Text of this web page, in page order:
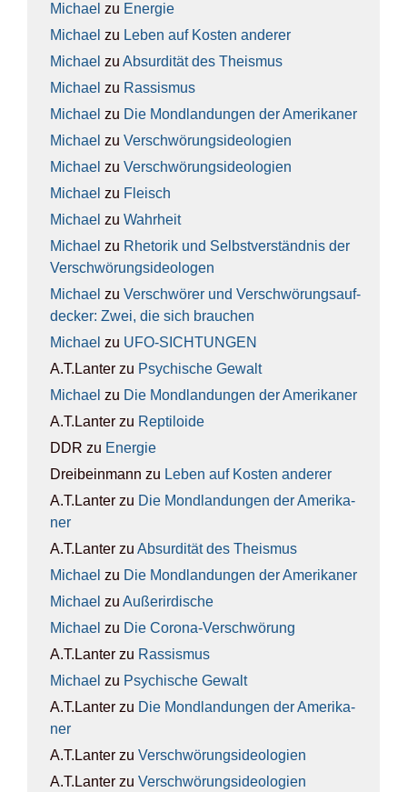
Michael zu Ener­gie
Michael zu Leben auf Kos­ten ande­rer
Michael zu Absur­di­tät des The­is­mus
Michael zu Ras­sis­mus
Michael zu Die Mond­lan­dun­gen der Ame­ri­ka­ner
Michael zu Ver­schwö­rungs­ideo­lo­gien
Michael zu Ver­schwö­rungs­ideo­lo­gien
Michael zu Fleisch
Michael zu Wahr­heit
Michael zu Rhe­to­rik und Selbst­ver­ständ­nis der
Ver­schwö­rungs­ideo­lo­gen
Michael zu Ver­schwö­rer und Ver­schwö­rungs­auf­
de­cker: Zwei, die sich brau­chen
Michael zu UFO-SICH­TUN­GEN
A.T.Lanter zu Psy­chi­sche Gewalt
Michael zu Die Mond­lan­dun­gen der Ame­ri­ka­ner
A.T.Lanter zu Rep­ti­lo­ide
DDR zu Ener­gie
Dreibeinmann zu Leben auf Kos­ten ande­rer
A.T.Lanter zu Die Mond­lan­dun­gen der Ame­ri­ka­
ner
A.T.Lanter zu Absur­di­tät des The­is­mus
Michael zu Die Mond­lan­dun­gen der Ame­ri­ka­ner
Michael zu Außer­ir­di­sche
Michael zu Die Coro­na-Ver­schwö­rung
A.T.Lanter zu Ras­sis­mus
Michael zu Psy­chi­sche Gewalt
A.T.Lanter zu Die Mond­lan­dun­gen der Ame­ri­ka­
ner
A.T.Lanter zu Ver­schwö­rungs­ideo­lo­gien
A.T.Lanter zu Ver­schwö­rungs­ideo­lo­gien